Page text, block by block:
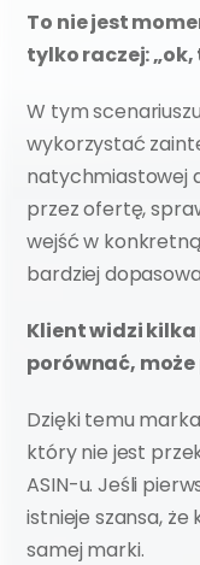
To nie jest
tylko raczej:
W tym
wykorzystać
natychmiastowej
przez ofertę,
wejść w
bardziej
Klient widzi
porównać,
Dzięki temu
który nie jest
ASIN-u. Jeśli
istnieje szansa,
samej marki.